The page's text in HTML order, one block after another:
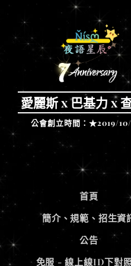
愛麗斯 x 巴基力 x
公會創立時間：★2019/
首頁
簡介、規範、招生資
公告
免服 - 線上線ID下對